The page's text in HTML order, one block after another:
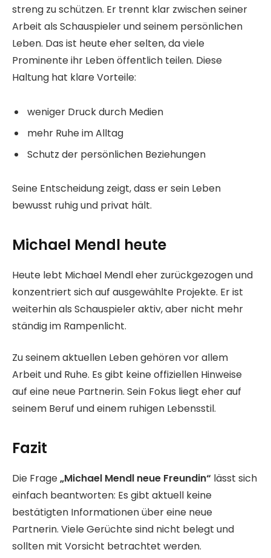
streng zu schützen. Er trennt klar zwischen seiner
Arbeit als Schauspieler und seinem persönlichen
Leben. Das ist heute eher selten, da viele
Prominente ihr Leben öffentlich teilen. Diese
Haltung hat klare Vorteile:
weniger Druck durch Medien
mehr Ruhe im Alltag
Schutz der persönlichen Beziehungen
Seine Entscheidung zeigt, dass er sein Leben
bewusst ruhig und privat hält.
Michael Mendl heute
Heute lebt Michael Mendl eher zurückgezogen und
konzentriert sich auf ausgewählte Projekte. Er ist
weiterhin als Schauspieler aktiv, aber nicht mehr
ständig im Rampenlicht.
Zu seinem aktuellen Leben gehören vor allem
Arbeit und Ruhe. Es gibt keine offiziellen Hinweise
auf eine neue Partnerin. Sein Fokus liegt eher auf
seinem Beruf und einem ruhigen Lebensstil.
Fazit
Die Frage„Michael Mendl neue Freundin“ lässt sich
einfach beantworten: Es gibt aktuell keine
bestätigten Informationen über eine neue
Partnerin. Viele Gerüchte sind nicht belegt und
sollten mit Vorsicht betrachtet werden.